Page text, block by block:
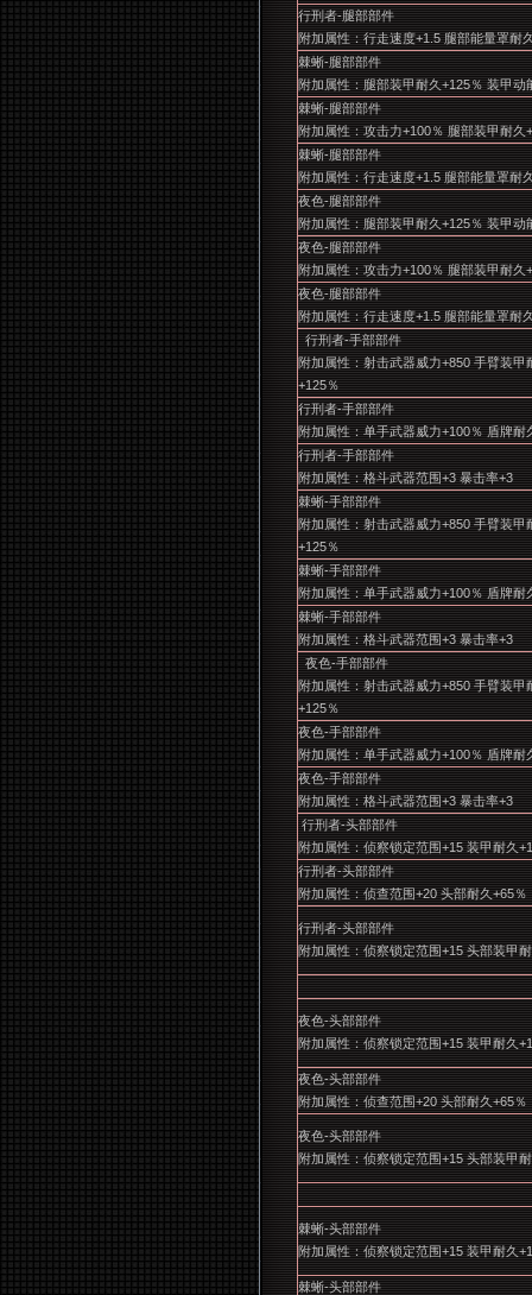
行刑者-腿部部件
附加属性：行走速度+1.5 腿部能量罩耐
棘蜥-腿部部件
附加属性：腿部装甲耐久+125％ 装甲动
棘蜥-腿部部件
附加属性：攻击力+100％ 腿部装甲耐久
棘蜥-腿部部件
附加属性：行走速度+1.5 腿部能量罩耐
夜色-腿部部件
附加属性：腿部装甲耐久+125％ 装甲动
夜色-腿部部件
附加属性：攻击力+100％ 腿部装甲耐久
夜色-腿部部件
附加属性：行走速度+1.5 腿部能量罩耐
行刑者-手部部件
附加属性：射击武器威力+850 手臂装甲
+125％
行刑者-手部部件
附加属性：单手武器威力+100％ 盾牌耐
行刑者-手部部件
附加属性：格斗武器范围+3 暴击率+3
棘蜥-手部部件
附加属性：射击武器威力+850 手臂装甲
+125％
棘蜥-手部部件
附加属性：单手武器威力+100％ 盾牌耐
棘蜥-手部部件
附加属性：格斗武器范围+3 暴击率+3
夜色-手部部件
附加属性：射击武器威力+850 手臂装甲
+125％
夜色-手部部件
附加属性：单手武器威力+100％ 盾牌耐
夜色-手部部件
附加属性：格斗武器范围+3 暴击率+3
行刑者-头部部件
附加属性：侦察锁定范围+15 装甲耐久
行刑者-头部部件
附加属性：侦查范围+20 头部耐久+65％
行刑者-头部部件
附加属性：侦察锁定范围+15 头部装甲
夜色-头部部件
附加属性：侦察锁定范围+15 装甲耐久
夜色-头部部件
附加属性：侦查范围+20 头部耐久+65％
夜色-头部部件
附加属性：侦察锁定范围+15 头部装甲
棘蜥-头部部件
附加属性：侦察锁定范围+15 装甲耐久
棘蜥-头部部件